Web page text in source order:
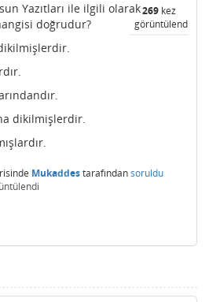
269 kez
görüntülendi
Yazıtları ile ilgili olarak
doğrudur?
dikilmişlerdir.
Mukaddestarafındansoruldu